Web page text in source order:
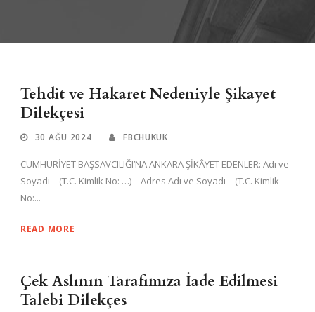
Tehdit ve Hakaret Nedeniyle Şikayet
Dilekçesi
30 AĞU 2024 FBCHUKUK
CUMHURİYET BAŞSAVCILIĞI’NA ANKARA ŞİKÂYET EDENLER: Adı ve
Soyadı – (T.C. Kimlik No: …) – Adres Adı ve Soyadı – (T.C. Kimlik
No:...
READ MORE
Çek Aslının Tarafımıza İade Edilmesi
Talebi Dilekçes